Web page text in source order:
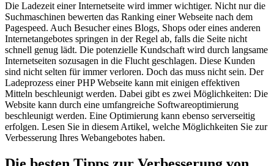
Die Ladezeit einer Internetseite wird immer wichtiger. Nicht nur die
Suchmaschinen bewerten das Ranking einer Webseite nach dem
Pagespeed. Auch Besucher eines Blogs, Shops oder eines anderen
Internetangebotes springen in der Regel ab, falls die Seite nicht
schnell genug lädt. Die potenzielle Kundschaft wird durch langsame
Internetseiten sozusagen in die Flucht geschlagen. Diese Kunden
sind nicht selten für immer verloren. Doch das muss nicht sein. Der
Ladeprozess einer PHP Webseite kann mit einigen effektiven
Mitteln beschleunigt werden. Dabei gibt es zwei Möglichkeiten: Die
Website kann durch eine umfangreiche Softwareoptimierung
beschleunigt werden. Eine Optimierung kann ebenso serverseitig
erfolgen. Lesen Sie in diesem Artikel, welche Möglichkeiten Sie zur
Verbesserung Ihres Webangebotes haben.